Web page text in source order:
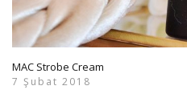
MAC Strobe Cream
7 Şubat 2018